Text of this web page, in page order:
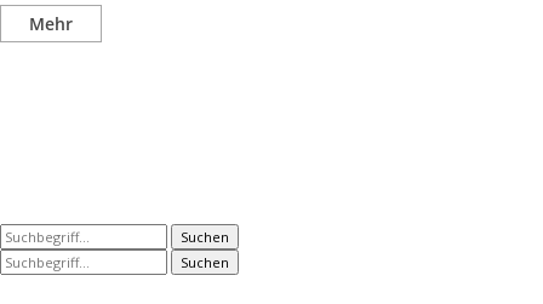
Mehr
Suchen
Suchen